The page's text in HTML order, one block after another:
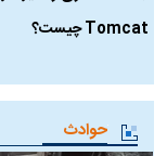
Tomcat چیست؟
حوادث